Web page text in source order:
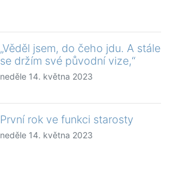
„Věděl jsem, do čeho jdu. A stále
se držím své původní vize,“
neděle 14. května 2023
První rok ve funkci starosty
neděle 14. května 2023